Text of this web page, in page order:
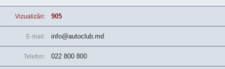
Vizualizări: 905
E-mail: info@autoclub.md
Telefon: 022 800 800